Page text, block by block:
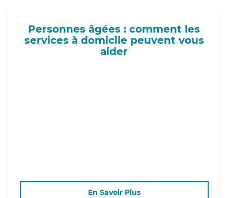
Personnes âgées : comment les
services à domicile peuvent vous
aider
En Savoir Plus